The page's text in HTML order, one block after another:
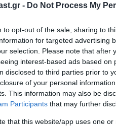
- Do Not Process My
to opt-out of the sale, sharing to
for targeted advertising
selection. Please note that after
interest-based ads based
disclosed to third parties prior to
of your personal
This information may also be
Participants that may further
that this website/app uses one